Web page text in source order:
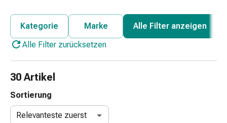
Bronchitis
Inhalationsgeräte
Schnupfen
Wund-
Kategorie Marke
Alle Filter anzeigen
Alle Filter zurücksetzen
30 Artikel
Sortierung
Relevanteste zuerst